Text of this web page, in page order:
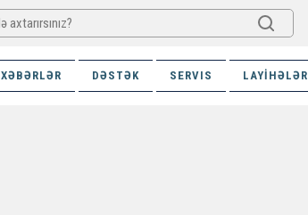
XƏBƏRLƏR DƏSTƏK SERVIS LAYIHƏLƏR